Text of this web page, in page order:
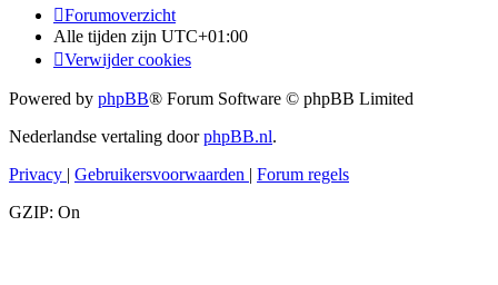
Forumoverzicht
Alle tijden zijn UTC+01:00
Verwijder cookies
Powered by phpBB® Forum Software © phpBB Limited
Nederlandse vertaling doorphpBB.nl.
Privacy | Gebruikersvoorwaarden | Forum regels
GZIP: On